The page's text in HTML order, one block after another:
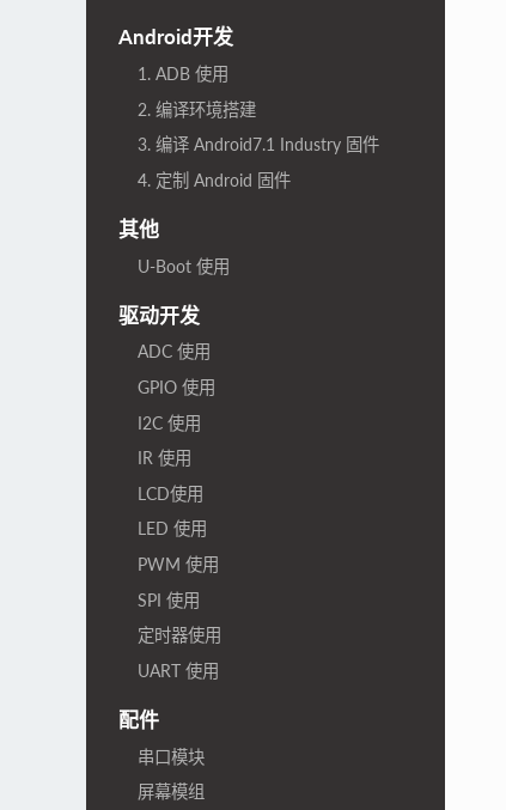
Android开发
1. ADB 使用
2. 编译环境搭建
3. 编译 Android7.1 Industry 固件
4. 定制 Android 固件
其他
U-Boot 使用
驱动开发
ADC 使用
GPIO 使用
I2C 使用
IR 使用
LCD使用
LED 使用
PWM 使用
SPI 使用
定时器使用
UART 使用
配件
串口模块
屏幕模组